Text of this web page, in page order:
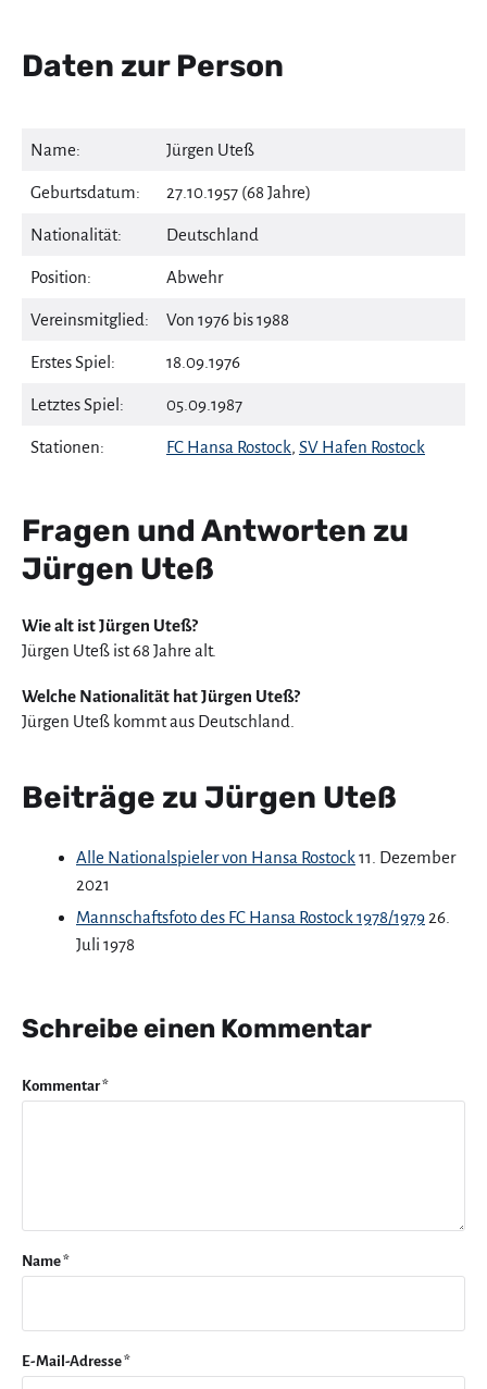
Daten zur Person
Name: Jürgen Uteß
Geburtsdatum: 27.10.1957 (68 Jahre)
Nationalität: Deutschland
Position: Abwehr
Vereinsmitglied: Von 1976 bis 1988
Erstes Spiel: 18.09.1976
Letztes Spiel: 05.09.1987
Stationen: FC Hansa Rostock, SV Hafen Rostock
Fragen und Antworten zu
Jürgen Uteß
Wie alt ist Jürgen Uteß?
Jürgen Uteß ist 68 Jahre alt.
Welche Nationalität hat Jürgen Uteß?
Jürgen Uteß kommt aus Deutschland.
Beiträge zu Jürgen Uteß
Alle Nationalspieler von Hansa Rostock11. Dezember
2021
Mannschaftsfoto des FC Hansa Rostock 1978/1979 26.
Juli 1978
Schreibe einen Kommentar
Kommentar*
Name*
E-Mail-Adresse*